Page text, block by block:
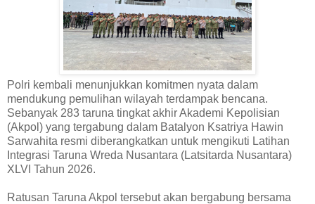
Polri kembali menunjukkan komitmen nyata dalam
mendukung pemulihan wilayah terdampak bencana.
Sebanyak 283 taruna tingkat akhir Akademi Kepolisian
(Akpol) yang tergabung dalam Batalyon Ksatriya Hawin
Sarwahita resmi diberangkatkan untuk mengikuti Latihan
Integrasi Taruna Wreda Nusantara (Latsitarda Nusantara)
XLVI Tahun 2026.
Ratusan Taruna Akpol tersebut akan bergabung bersama